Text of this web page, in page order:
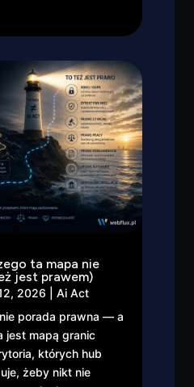
ta mapa nie
jest prawem)
2026
Ai Act
porada prawna — a
jest mapą granic
których hub
żeby nikt nie